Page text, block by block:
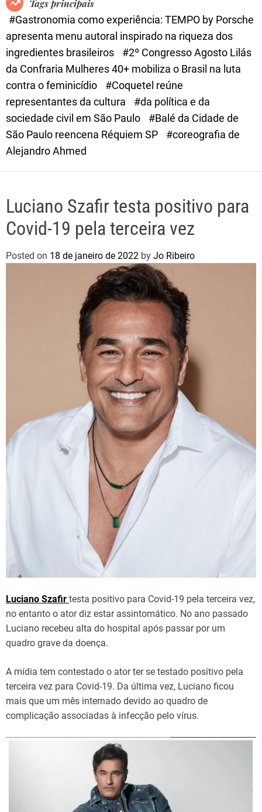
e
Tags principais
#Gastronomia como experiência: TEMPO by Porsche
apresenta menu autoral inspirado na riqueza dos
ingredientes brasileiros
#2º Congresso Agosto Lilás
da Confraria Mulheres 40+ mobiliza o Brasil na luta
contra o feminicídio
#Coquetel reúne
representantes da cultura
#da política e da
sociedade civil em São Paulo
#Balé da Cidade de
São Paulo reencena Réquiem SP
#coreografia de
Alejandro Ahmed
Luciano Szafir testa positivo para
Covid-19 pela terceira vez
Posted on 18 de janeiro de 2022 by Jo Ribeiro
Luciano Szafir testa positivo para Covid-19 pela terceira vez,
no entanto o ator diz estar assintomático. No ano passado
Luciano recebeu alta do hospital após passar por um
quadro grave da doença.
A mídia tem contestado o ator ter se testado positivo pela
terceira vez para Covid-19. Da última vez, Luciano ficou
mais que um mês internado devido ao quadro de
complicação associadas à infecção pelo vírus.